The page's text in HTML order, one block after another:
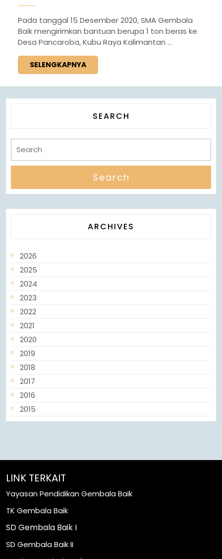
Pada tanggal 15 Desember 2020, SMA Gembala
Baik mengirimkan bantuan berupa 1 ton beras ke
Desa Pancaroba, Kubu Raya Kalimantan ...
SELENGKAPNYA
SEARCH
ARCHIVES
2026
2025
2024
2023
2022
2021
2020
2019
2018
2017
2016
2015
LINK TERKAIT
Yayasan Pendidikan Gembala Baik
TK Gembala Baik
SD Gembala Baik I
SD Gembala Baik II